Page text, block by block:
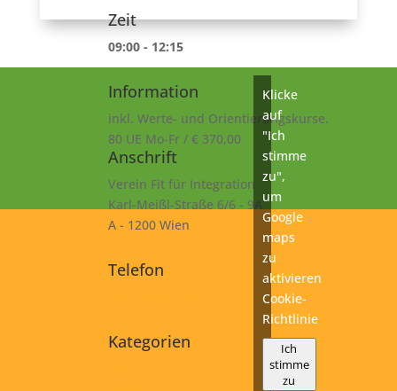
Zeit
09:00 - 12:15
Information
inkl. Werte- und Orientierungskurse.
80 UE Mo-Fr / € 370,00
Anschrift
Verein Fit für Integration
Karl-Meißl-Straße 6/6 - 9A
A - 1200 Wien
Telefon
Kategorien
Klicke
auf
"Ich
stimme
zu",
um
Google
maps
zu
aktivieren
Cookie-
Richtlinie
Ich
stimme
zu